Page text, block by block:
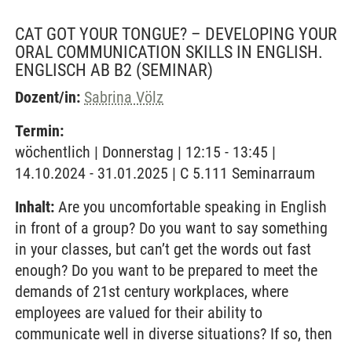
CAT GOT YOUR TONGUE? – DEVELOPING YOUR
ORAL COMMUNICATION SKILLS IN ENGLISH.
ENGLISCH AB B2 (SEMINAR)
Dozent/in: Sabrina Völz
Termin:
wöchentlich | Donnerstag | 12:15 - 13:45 |
14.10.2024 - 31.01.2025 | C 5.111 Seminarraum
Inhalt: Are you uncomfortable speaking in English
in front of a group? Do you want to say something
in your classes, but can’t get the words out fast
enough? Do you want to be prepared to meet the
demands of 21st century workplaces, where
employees are valued for their ability to
communicate well in diverse situations? If so, then